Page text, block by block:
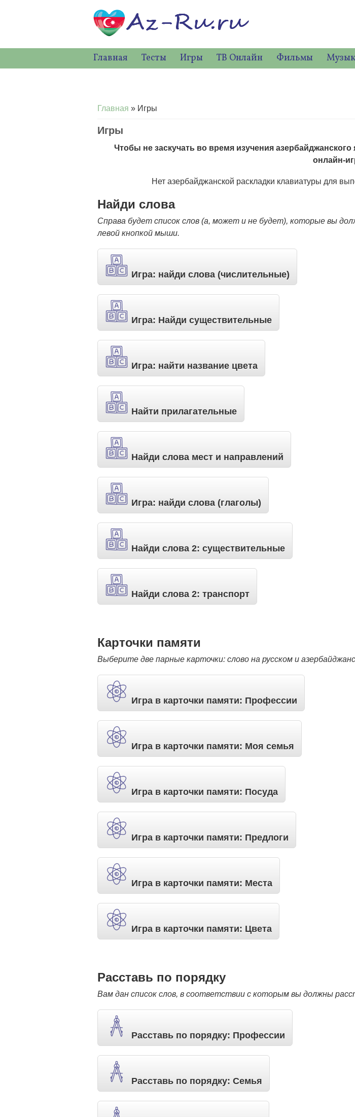
Главная Тесты Игры ТВ Онлайн Фильмы
Главная » Игры
Игры
Чтобы не заскучать во время изучения
онлайн-
Нет азербайджанской раскладки клавиатуры для
Найди слова
Справа будет список слов (а, может и не будет), которые вы
левой кнопкой мыши.
Игра: найди слова (числительные)
Игра: Найди существительные
Игра: найти название цвета
Найти прилагательные
Найди слова мест и направлений
Игра: найди слова (глаголы)
Найди слова 2: существительные
Найди слова 2: транспорт
Карточки памяти
Выберите две парные карточки: слово на русском и
Игра в карточки памяти: Профессии
Игра в карточки памяти: Моя семья
Игра в карточки памяти: Посуда
Игра в карточки памяти: Предлоги
Игра в карточки памяти: Места
Игра в карточки памяти: Цвета
Расставь по порядку
Вам дан список слов, в соответствии с которым вы должны
Расставь по порядку: Профессии
Расставь по порядку: Семья